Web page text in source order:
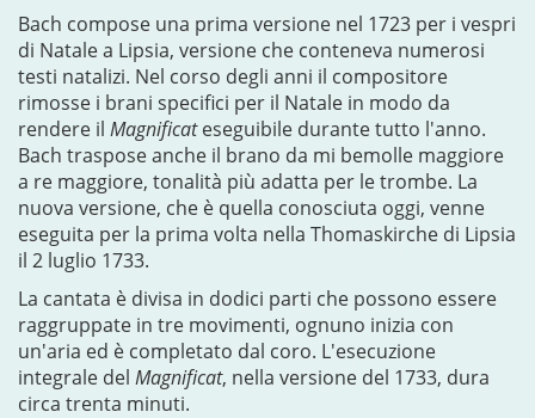
Bach compose una prima versione nel 1723 per i vespri
di Natale a Lipsia, versione che conteneva numerosi
testi natalizi. Nel corso degli anni il compositore
rimosse i brani specifici per il Natale in modo da
rendere il Magnificateseguibile durante tutto l'anno.
Bach traspose anche il brano da mi bemolle maggiore
a re maggiore, tonalità più adatta per le trombe. La
nuova versione, che è quella conosciuta oggi, venne
eseguita per la prima volta nella Thomaskirche di Lipsia
il 2 luglio 1733.
La cantata è divisa in dodici parti che possono essere
raggruppate in tre movimenti, ognuno inizia con
un'aria ed è completato dal coro. L'esecuzione
integrale del Magnificat, nella versione del 1733, dura
circa trenta minuti.